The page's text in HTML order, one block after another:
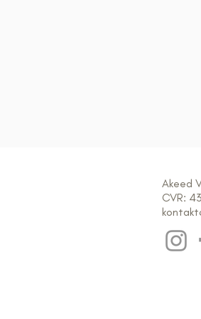
Akeed
CVR: